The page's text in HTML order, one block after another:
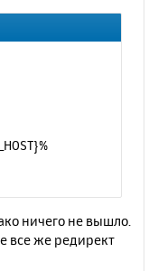
ничего не вышло.
все же редирект